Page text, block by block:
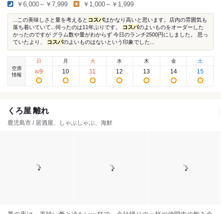
￥6,000～￥7,999 ￥1,000～￥1,999
...この美味しさと量を考えると コスパはかなり高いと思います。店内の雰囲気も
落ち着いていて...伺ったのは11年ぶりです。 コスパのよいものをオーダーした
かったのですが グラム数や量がわからず 今日のランチ2500円にしました。 思っ
ていたより、 コスパのよいものはないという印象でした...
空席
情報
日
8/9
月
10
火
11
水
12
木
13
金
14
土
15
くろ屋 離れ
鹿児島市 / 居酒屋、しゃぶしゃぶ、海鮮